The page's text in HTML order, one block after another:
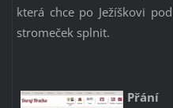
která chce po Ježíškovi pod
stromeček splnit.
Přání